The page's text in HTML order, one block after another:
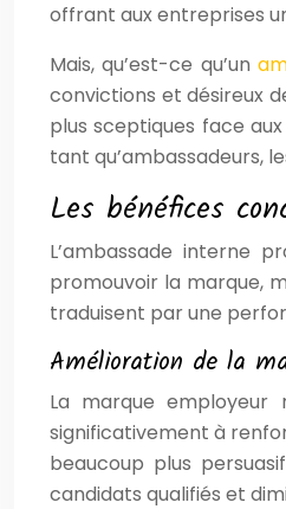
offrant aux entreprises
Mais, qu’est-ce qu’un
convictions et désireux
plus sceptiques face
tant qu’ambassadeurs,
Les bénéfices
L’ambassade interne
promouvoir la marque,
traduisent par une
Amélioration de la
La marque employeur
significativement à
beaucoup plus
candidats qualifiés et